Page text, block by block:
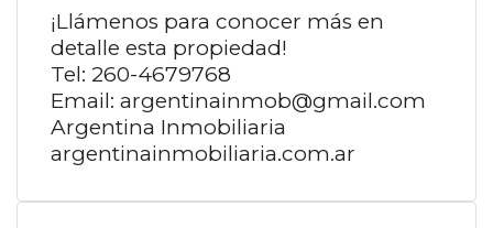
¡Llámenos para conocer más en
detalle esta propiedad!
Tel: 260-4679768
Email: argentinainmob@gmail.com
Argentina Inmobiliaria
argentinainmobiliaria.com.ar